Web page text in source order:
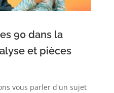
90 dans la
et pièces
vous parler d'un sujet